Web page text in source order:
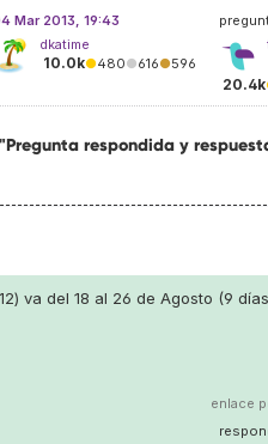
20.4k
Mar 2013, 19:43
dkatime
10.0k●480●616●596
respondida y
va del 18 al 26 de Agosto (9
enlace